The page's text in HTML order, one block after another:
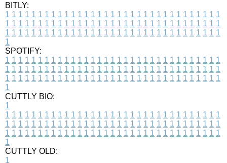
BITLY:
1 1 1 1 1 1 1 1 1 1 1 1 1 1 1 1 1 1 1 1 1 1 1 1 1 1 1 1 1 1 1 1 1
1 1 1 1 1 1 1 1 1 1 1 1 1 1 1 1 1 1 1 1 1 1 1 1 1 1 1 1 1 1 1 1 1
1 1 1 1 1 1 1 1 1 1 1 1 1 1 1 1 1 1 1 1 1 1 1 1 1 1 1 1 1 1 1 1 1
1
SPOTIFY:
1 1 1 1 1 1 1 1 1 1 1 1 1 1 1 1 1 1 1 1 1 1 1 1 1 1 1 1 1 1 1 1 1
1 1 1 1 1 1 1 1 1 1 1 1 1 1 1 1 1 1 1 1 1 1 1 1 1 1 1 1 1 1 1 1 1
1 1 1 1 1 1 1 1 1 1 1 1 1 1 1 1 1 1 1 1 1 1 1 1 1 1 1 1 1 1 1 1 1
1
CUTTLY BIO:
1
1 1 1 1 1 1 1 1 1 1 1 1 1 1 1 1 1 1 1 1 1 1 1 1 1 1 1 1 1 1 1 1 1
1 1 1 1 1 1 1 1 1 1 1 1 1 1 1 1 1 1 1 1 1 1 1 1 1 1 1 1 1 1 1 1 1
1 1 1 1 1 1 1 1 1 1 1 1 1 1 1 1 1 1 1 1 1 1 1 1 1 1 1 1 1 1 1 1 1
1
CUTTLY OLD:
1